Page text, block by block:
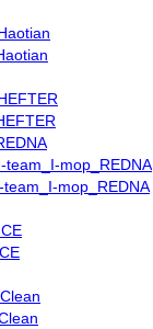
team_I-mop_REDNA
mop_REDNA